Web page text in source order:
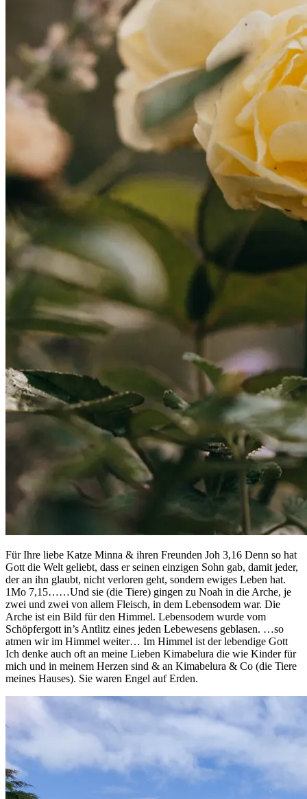
Für Ihre liebe Katze Minna & ihren Freunden Joh 3,16 Denn so hat
Gott die Welt geliebt, dass er seinen einzigen Sohn gab, damit jeder,
der an ihn glaubt, nicht verloren geht, sondern ewiges Leben hat.
1Mo 7,15……Und sie (die Tiere) gingen zu Noah in die Arche, je
zwei und zwei von allem Fleisch, in dem Lebensodem war. Die
Arche ist ein Bild für den Himmel. Lebensodem wurde vom
Schöpfergott in’s Antlitz eines jeden Lebewesens geblasen. …so
atmen wir im Himmel weiter… Im Himmel ist der lebendige Gott
Ich denke auch oft an meine Lieben Kimabelura die wie Kinder für
mich und in meinem Herzen sind & an Kimabelura & Co (die Tiere
meines Hauses). Sie waren Engel auf Erden.